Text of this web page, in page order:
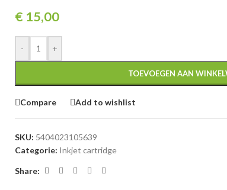
€ 15,00
- +
TOEVOEGEN AAN
Compare Add to wishlist
SKU: 5404023105639
Categorie: Inkjet cartridge
Share: